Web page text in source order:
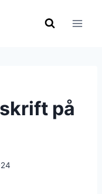
på